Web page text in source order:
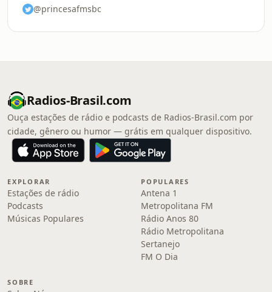
@princesafmsbc
Radios-Brasil.com
Ouça estações de rádio e podcasts de Radios-Brasil.com por
cidade, gênero ou humor — grátis em qualquer dispositivo.
EXPLORAR
Estações de rádio
Podcasts
Músicas Populares
POPULARES
Antena 1
Metropolitana FM
Rádio Anos 80
Rádio Metropolitana
Sertanejo
FM O Dia
SOBRE